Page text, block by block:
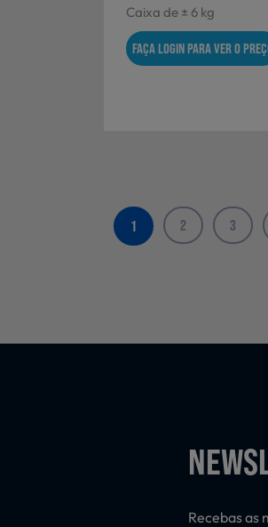
Caixa de ± 6 kg
FAÇA LOGIN PARA VER O
1 2 3
Recebas as